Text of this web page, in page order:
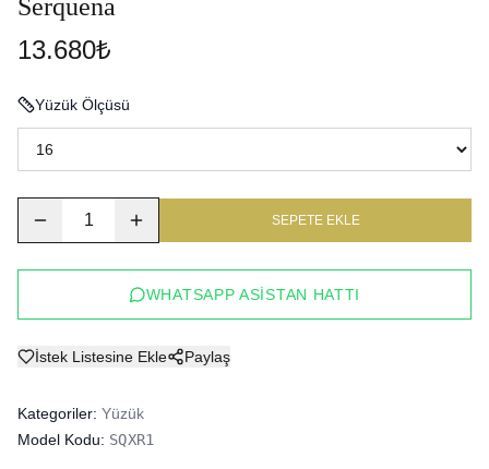
Serquena
13.680₺
Yüzük Ölçüsü
1 SEPETE EKLE
WHATSAPP ASISTAN HATTI
İstek Listesine Ekle Paylaş
Kategoriler: Yüzük
Model Kodu: SQXR1